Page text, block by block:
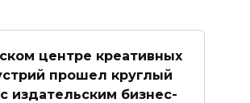
центре креативных
прошел круглый
издательским бизнес-